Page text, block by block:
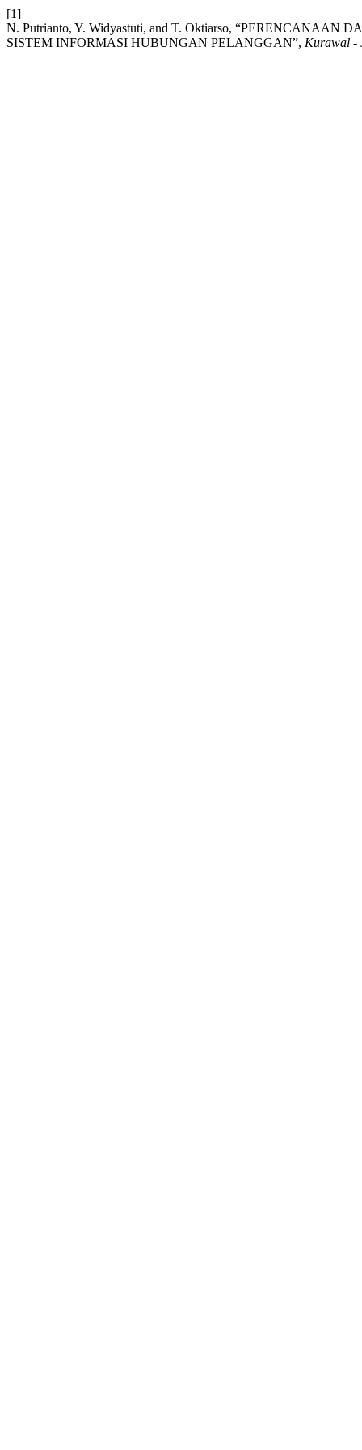
[1]
N. Putrianto, Y. Widyastuti, and T. Oktiarso,
SISTEM INFORMASI HUBUNGAN PELANGGAN”, Kurawal -